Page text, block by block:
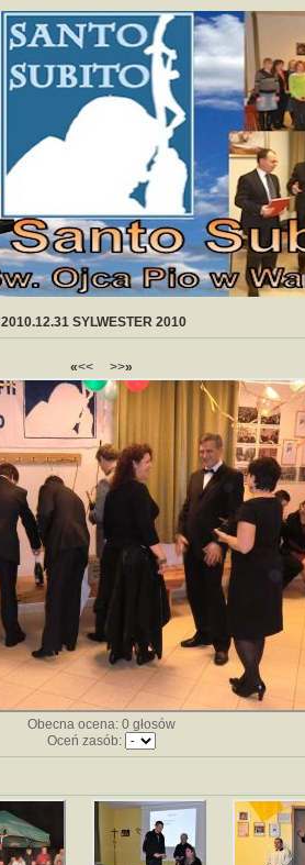
2010.12.31 SYLWESTER 2010
«<< >>»
Obecna ocena: 0 głosów
Oceń zasób: